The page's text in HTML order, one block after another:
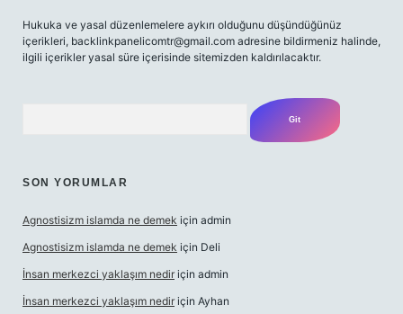
Hukuka ve yasal düzenlemelere aykırı olduğunu düşündüğünüz
içerikleri, backlinkpanelicomtr@gmail.com adresine bildirmeniz halinde,
ilgili içerikler yasal süre içerisinde sitemizden kaldırılacaktır.
SON YORUMLAR
Agnostisizm islamda ne demek için admin
Agnostisizm islamda ne demek için Deli
İnsan merkezci yaklaşım nedir için admin
İnsan merkezci yaklaşım nedir için Ayhan